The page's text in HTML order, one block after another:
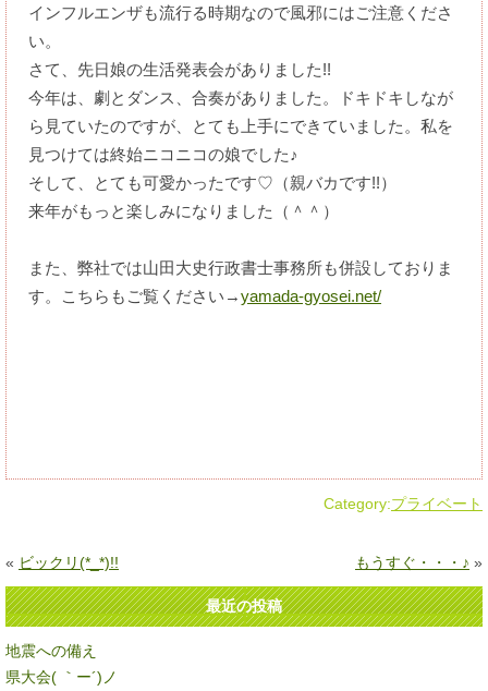
インフルエンザも流行る時期なので風邪にはご注意くださ
い。
さて、先日娘の生活発表会がありました!!
今年は、劇とダンス、合奏がありました。ドキドキしなが
ら見ていたのですが、とても上手にできていました。私を
見つけては終始ニコニコの娘でした♪
そして、とても可愛かったです♡（親バカです!!）
来年がもっと楽しみになりました（＾＾）
また、弊社では山田大史行政書士事務所も併設しておりま
す。こちらもご覧ください→yamada-gyosei.net/
Category:プライベート
« ビックリ(*_*)!! もうすぐ・・・♪ »
最近の投稿
地震への備え
県大会( ｀ー´)ノ